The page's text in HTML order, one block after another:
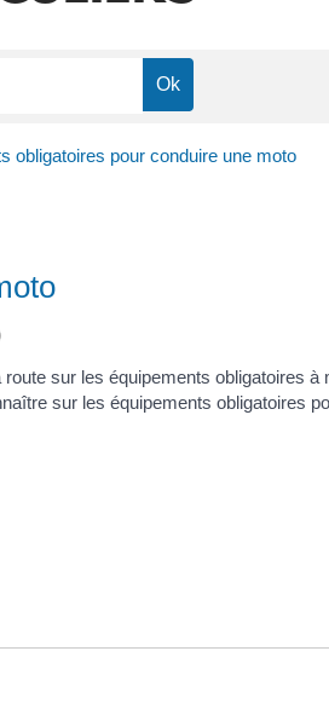
obligatoires pour conduire une moto
sur les équipements obligatoires
sur les équipements obligatoires